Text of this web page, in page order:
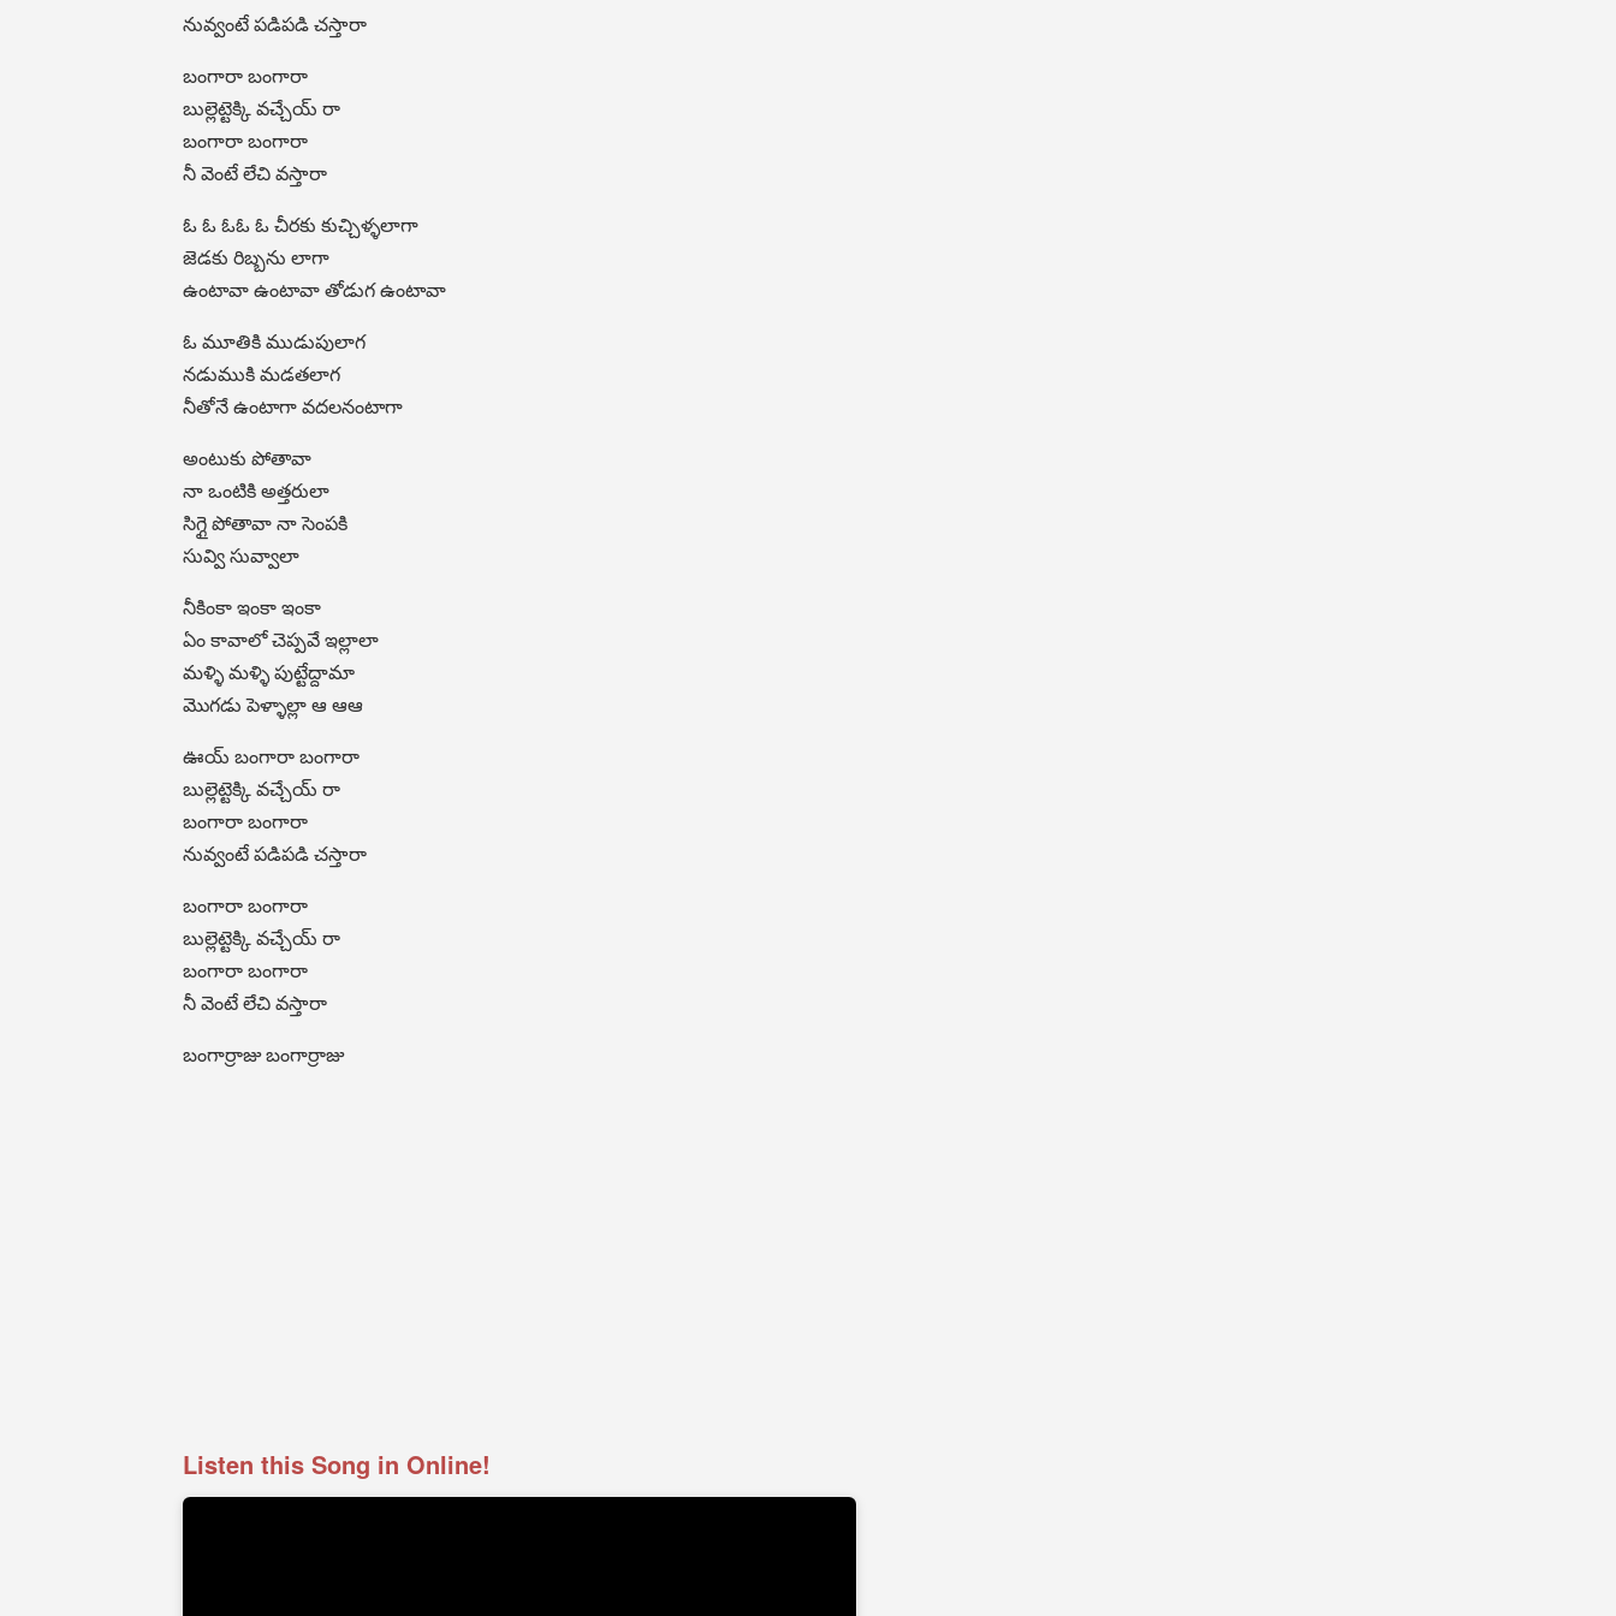
నువ్వంటే పడిపడి చస్తారా
బంగారా బంగారా
బుల్లెట్టెక్కి వచ్చేయ్ రా
బంగారా బంగారా
నీ వెంటే లేచి వస్తారా
ఓ ఓ ఓఓ ఓ చీరకు కుచ్చిళ్ళలాగా
జెడకు రిబ్బను లాగా
ఉంటావా ఉంటావా తోడుగ ఉంటావా
ఓ మూతికి ముడుపులాగ
నడుముకి మడతలాగ
నీతోనే ఉంటాగా వదలనంటాగా
అంటుకు పోతావా
నా ఒంటికి అత్తరులా
సిగ్గై పోతావా నా సెంపకి
సువ్వి సువ్వాలా
నీకింకా ఇంకా ఇంకా
ఏం కావాలో చెప్పవే ఇల్లాలా
మళ్ళి మళ్ళి పుట్టేద్దామా
మొగడు పెళ్ళాల్లా ఆ ఆఆ
ఊయ్ బంగారా బంగారా
బుల్లెట్టెక్కి వచ్చేయ్ రా
బంగారా బంగారా
నువ్వంటే పడిపడి చస్తారా
బంగారా బంగారా
బుల్లెట్టెక్కి వచ్చేయ్ రా
బంగారా బంగారా
నీ వెంటే లేచి వస్తారా
బంగార్రాజు బంగార్రాజు
Listen this Song in Online!